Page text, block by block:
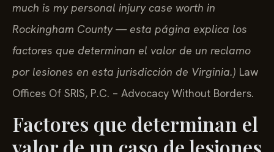
much is my personal injury case worth in
Rockingham County — esta página explica los
factores que determinan el valor de un reclamo
por lesiones en esta jurisdicción de Virginia.) Law
Offices Of SRIS, P.C. – Advocacy Without Borders.
Factores que determinan el